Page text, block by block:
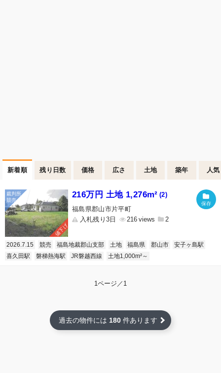
新着順 残り日数 価格 広さ 土地 築年 人気
値下げ
216万円 土地 1,276m² (2)
福島県郡山市片平町
入札残り3日
216 2
2026.7.15 競売 福島地裁郡山支部 土地 福島県 郡山市
安子ヶ島駅
喜久田駅
磐梯熱海駅 JR磐越西線 土地1,000m²～
1ページ／1
過去の物件には 180 件あります